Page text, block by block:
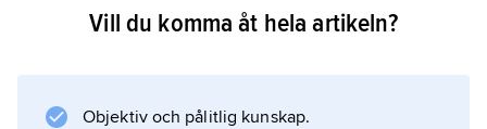
Folklivsarkivet i Lund 1913–1988
Vill du komma åt hela artikeln?
Objektiv och pålitlig kunskap.